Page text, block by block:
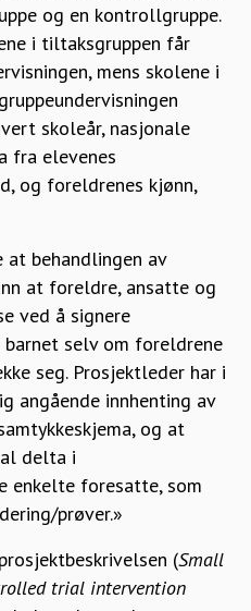
og en kontrollgruppe.
i tiltaksgruppen får
mens skolene i
skoleår, nasjonale
fra elevenes
og foreldrenes kjønn,
behandlingen av
at foreldre, ansatte og
ved å signere
selv om foreldrene
seg. Prosjektleder har i
angående innhenting av
og at
delta i
enkelte foresatte, som
prøver.»
(Small
trial intervention